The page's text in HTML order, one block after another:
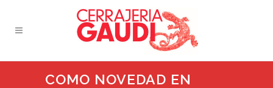
COMO NOVEDAD EN